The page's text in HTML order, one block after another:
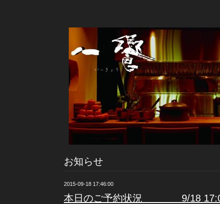
お知らせ
2015-09-18 17:46:00
本日のご予約状況 9/18